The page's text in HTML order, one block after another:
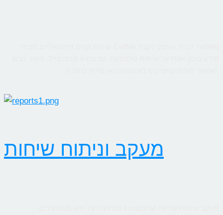
מעקב וניתוח שיחות